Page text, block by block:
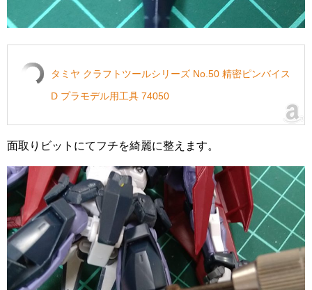
タミヤ クラフトツールシリーズ No.50 精密ピンバイス
D プラモデル用工具 74050
面取りビットにてフチを綺麗に整えます。